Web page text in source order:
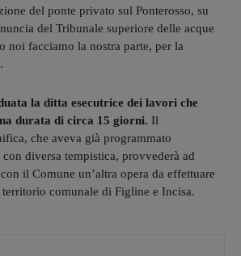
del ponte privato sul Ponterosso, su
del Tribunale superiore delle acque
noi facciamo la nostra parte, per la
la ditta esecutrice dei lavori che
durata di circa 15 giorni. Il
che aveva già programmato
con diversa tempistica, provvederà ad
il Comune un’altra opera da effettuare
territorio comunale di Figline e Incisa.